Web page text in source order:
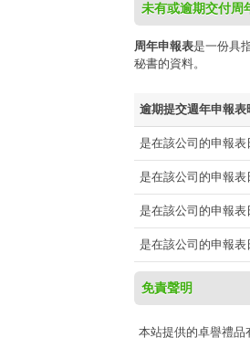
未有或逾期交付周
周年申報表是一份具
秘書的資料。
逾期提交週年申報表
是在該公司的申報
是在該公司的申報
是在該公司的申報
是在該公司的申報表
免責聲明
本站提供的卓譽禮